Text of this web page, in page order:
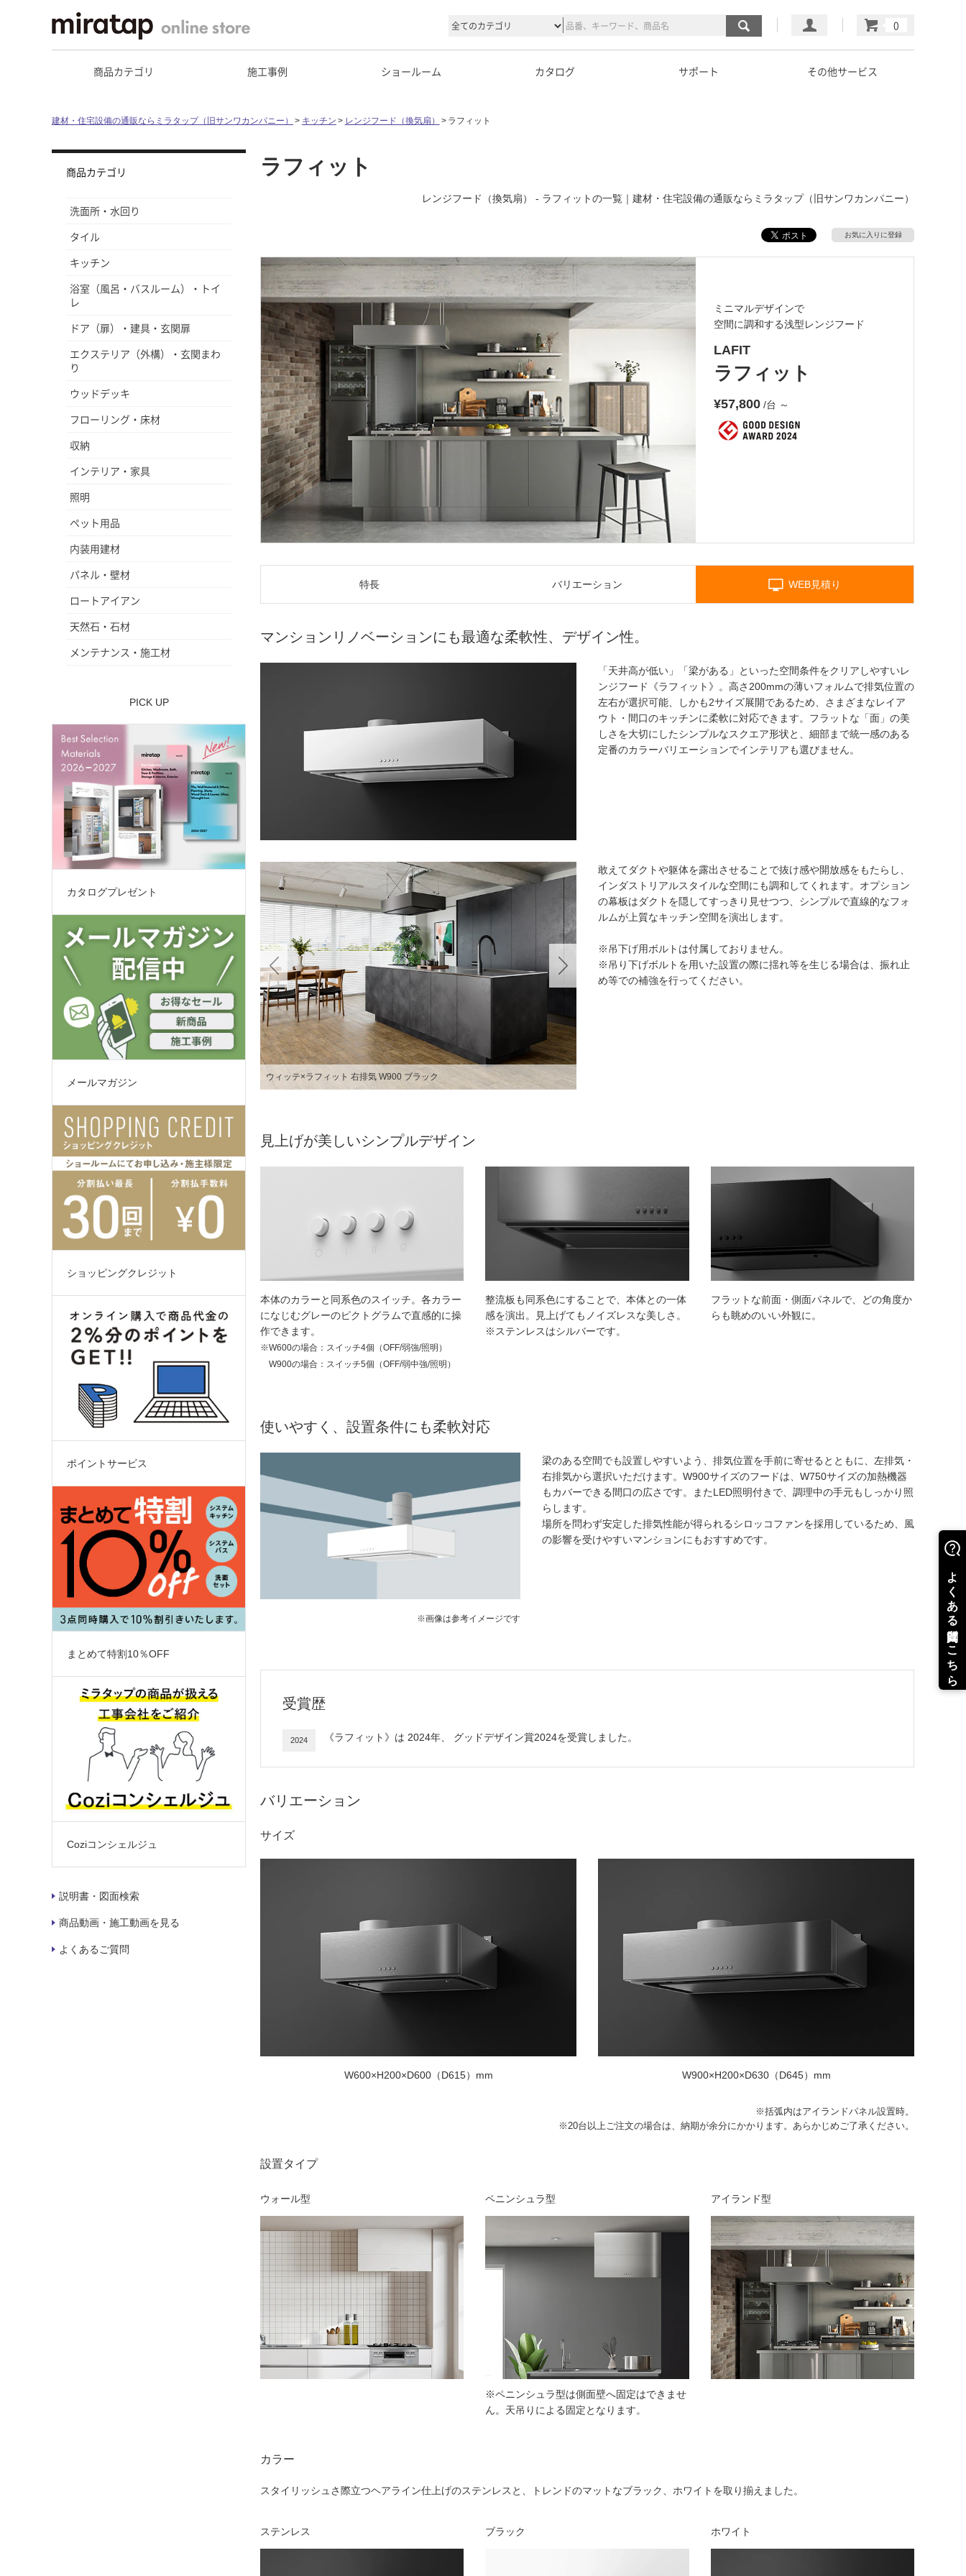
マイページ
カート
商品カテゴリ 施工事例 ショールーム カタログ サポート その他サービス
建材・住宅設備の通販ならミラタップ（旧サンワカンパニー） キッチン レンジフード（換気扇） ラフィット
ラフィット
レンジフード（換気扇） - ラフィットの一覧｜建材・住宅設備の通販ならミラタップ（旧サンワカンパニー）
お気に入りに登録
ミニマルデザインで
空間に調和する浅型レンジフード
LAFIT
ラフィット
¥57,800 /台 ～
特長 バリエーション WEB見積り
マンションリノベーションにも最適な柔軟性、デザイン性。
「天井高が低い」「梁がある」といった空間条件をクリアしやすいレ
ンジフード《ラフィット》。高さ200mmの薄いフォルムで排気位置の
左右が選択可能、しかも2サイズ展開であるため、さまざまなレイア
ウト・間口のキッチンに柔軟に対応できます。フラットな「面」の美
しさを大切にしたシンプルなスクエア形状と、細部まで統一感のある
定番のカラーバリエーションでインテリアも選びません。
ウィッテ×ラフィット 右排気 W900 ブラック
敢えてダクトや躯体を露出させることで抜け感や開放感をもたらし、
インダストリアルスタイルな空間にも調和してくれます。オプション
の幕板はダクトを隠してすっきり見せつつ、シンプルで直線的なフォ
ルムが上質なキッチン空間を演出します。
※吊下げ用ボルトは付属しておりません。
※吊り下げボルトを用いた設置の際に揺れ等を生じる場合は、振れ止
め等での補強を行ってください。
見上げが美しいシンプルデザイン
本体のカラーと同系色のスイッチ。各カラー
になじむグレーのピクトグラムで直感的に操
作できます。
※W600の場合：スイッチ4個（OFF/弱強/照明）
W900の場合：スイッチ5個（OFF/弱中強/照明）
整流板も同系色にすることで、本体との一体
感を演出。見上げてもノイズレスな美しさ。
※ステンレスはシルバーです。
フラットな前面・側面パネルで、どの角度か
らも眺めのいい外観に。
使いやすく、設置条件にも柔軟対応
※画像は参考イメージです
梁のある空間でも設置しやすいよう、排気位置を手前に寄せるとともに、左排気・
右排気から選択いただけます。W900サイズのフードは、W750サイズの加熱機器
もカバーできる間口の広さです。またLED照明付きで、調理中の手元もしっかり照
らします。
場所を問わず安定した排気性能が得られるシロッコファンを採用しているため、風
の影響を受けやすいマンションにもおすすめです。
受賞歴
2024 《ラフィット 》は 2024年、 グッドデザイン賞2024を受賞しました。
バリエーション
サイズ
W600×H200×D600（D615）mm W900×H200×D630（D645）mm
※括弧内はアイランドパネル設置時。
※20台以上ご注文の場合は、納期が余分にかかります。あらかじめご了承ください。
設置タイプ
ウォール型 ペニンシュラ型
※ペニンシュラ型は側面壁へ固定はできませ
ん。天吊りによる固定となります。
アイランド型
カラー
スタイリッシュさ際立つヘアライン仕上げのステンレスと、トレンドのマットなブラック、ホワイトを取り揃えました。
ステンレス ブラック ホワイト
商品カテゴリ
洗面所・水回り
タイル
キッチン
浴室（風呂・バスルーム）・トイ
レ
ドア（扉）・建具・玄関扉
エクステリア（外構）・玄関まわ
り
ウッドデッキ
フローリング・床材
収納
インテリア・家具
照明
ペット用品
内装用建材
パネル・壁材
ロートアイアン
天然石・石材
メンテナンス・施工材
PICK UP
カタログプレゼント
メールマガジン
ショッピングクレジット
ポイントサービス
まとめて特割10％OFF
Coziコンシェルジュ
説明書・図面検索
商品動画・施工動画を見る
よくあるご質問